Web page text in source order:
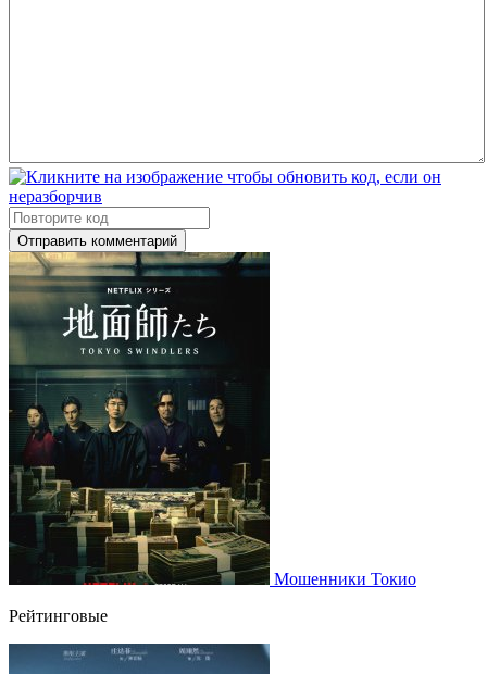
Отправить комментарий
Мошенники Токио
Рейтинговые